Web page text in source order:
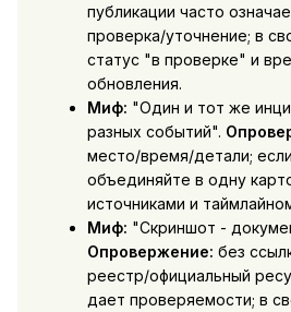
публикации часто
проверка/уточнение; в
статус "в проверке" и
обновления.
Миф: "Один и тот же
разных событий".
место/время/детали;
объединяйте в одну
источниками и
Миф: "Скриншот -
Опровержение: без
реестр/официальный
дает проверяемости; в